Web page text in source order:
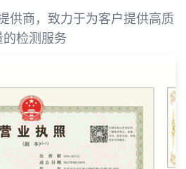
供商，致力于为客户提供高质
的检测服务